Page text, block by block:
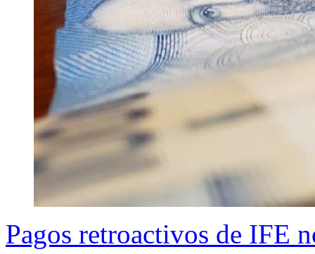
Pagos retroactivos de IFE